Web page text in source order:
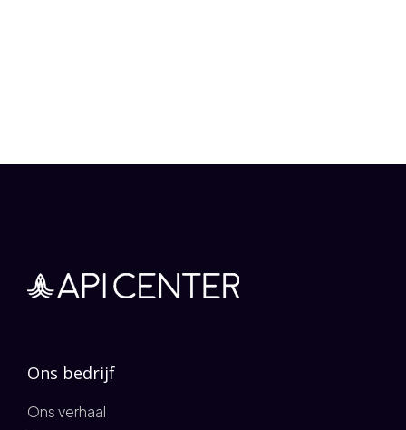
Ons bedrijf
Ons verhaal